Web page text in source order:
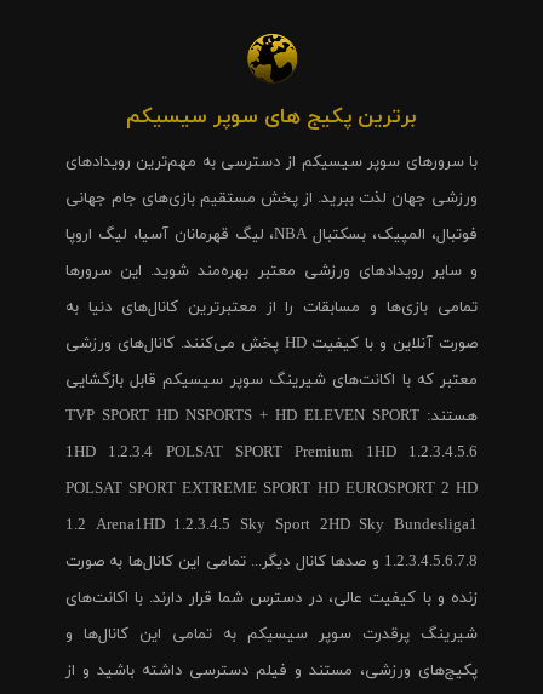
برترین پکیج های سوپر سیسیکم
با سرورهای سوپر سیسیکم از دسترسی به مهم‌ترین رویدادهای
ورزشی جهان لذت ببرید. از پخش مستقیم بازی‌های جام جهانی
فوتبال، المپیک، بسکتبال NBA، لیگ قهرمانان آسیا، لیگ اروپا
و سایر رویدادهای ورزشی معتبر بهره‌مند شوید. این سرورها
تمامی بازی‌ها و مسابقات را از معتبرترین کانال‌های دنیا به
صورت آنلاین و با کیفیت HD پخش می‌کنند. کانال‌های ورزشی
معتبر که با اکانت‌های شیرینگ سوپر سیسیکم قابل بازگشایی
هستند: TVP SPORT HD NSPORTS + HD ELEVEN SPORT
1HD 1.2.3.4 POLSAT SPORT Premium 1HD 1.2.3.4.5.6
POLSAT SPORT EXTREME SPORT HD EUROSPORT 2 HD
1.2 Arena1HD 1.2.3.4.5 Sky Sport 2HD Sky Bundesliga1
1.2.3.4.5.6.7.8 و صدها کانال دیگر... تمامی این کانال‌ها به صورت
زنده و با کیفیت عالی، در دسترس شما قرار دارند. با اکانت‌های
شیرینگ پرقدرت سوپر سیسیکم به تمامی این کانال‌ها و
پکیج‌های ورزشی، مستند و فیلم دسترسی داشته باشید و از